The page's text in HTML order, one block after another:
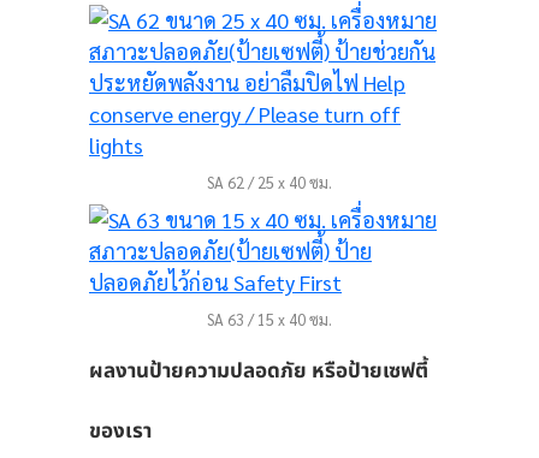
SA 62 / 25 x 40 ซม.
SA 63 / 15 x 40 ซม.
ผลงานป้ายความปลอดภัย หรือป้ายเซฟตี้
ของเรา